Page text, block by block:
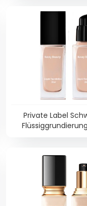
Private Label